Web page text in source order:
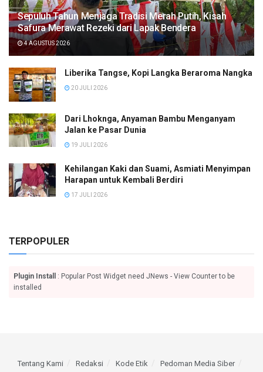
Sepuluh Tahun Menjaga Tradisi Merah Putih, Kisah
Safura Merawat Rezeki dari Lapak Bendera
4 AGUSTUS 2026
Liberika Tangse, Kopi Langka Beraroma Nangka
20 JULI 2026
Dari Lhoknga, Anyaman Bambu Menganyam
Jalan ke Pasar Dunia
19 JULI 2026
Kehilangan Kaki dan Suami, Asmiati Menyimpan
Harapan untuk Kembali Berdiri
17 JULI 2026
TERPOPULER
Plugin Install
: Popular Post Widget need JNews - View Counter to be
installed
Tentang Kami Redaksi Kode Etik Pedoman Media Siber